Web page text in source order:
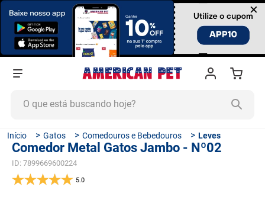
×
Gatos Comedouros e Bebedouros Leves
Comedor Metal Gatos Jambo - Nº02
ID: 7899669600224
5.0
TERMOS MAIS BUSCADOS
1 º
ração cachorro